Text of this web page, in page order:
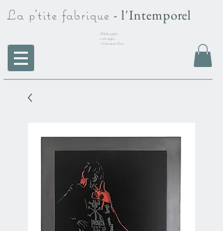
La p'tite fabrique - l'Intemporel
Philosophie
éclectique -
Artisanat d'art